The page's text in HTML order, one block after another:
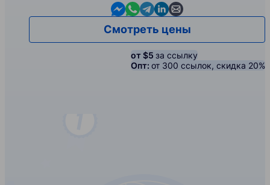
Contact us in Messenger
Contact us in WhatsApp
Contact us in Telegram
Contact us in Linkedin
Contact us by email
Смотреть цены
от $5 за ссылку
Опт: от 300 ссылок, скидка 20%